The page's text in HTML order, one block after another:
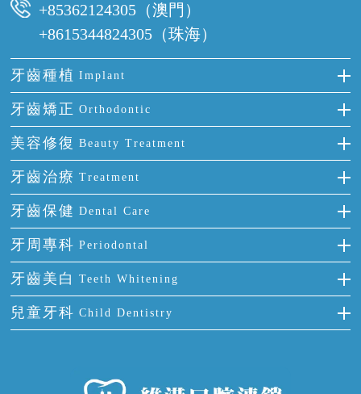
+85362124305（澳門）
+8615344824305（珠海）
牙齒種植 Implant
種牙
單顆牙缺失
門牙缺失
多顆牙缺失
半口缺失
全口缺失
牙齒矯正 Orthodontic
隱形箍牙
前牙反頜
牙齒擁擠
牙齒前突
牙齒稀疏
美容修復 Beauty Treatment
全瓷牙
烤瓷牙
氟斑牙
四環素牙
活動假牙
牙貼面
牙齒治療 Treatment
補牙
智齒
根管治療
拔牙
牙痛
牙齒保健 Dental Care
正確刷牙
全國愛牙日
預防牙病
牙科通識
牙周專科 Periodontal
牙周炎
牙齦出血
牙齦炎
牙齒美白 Teeth Whitening
冷光美白
兒童牙科 Child Dentistry